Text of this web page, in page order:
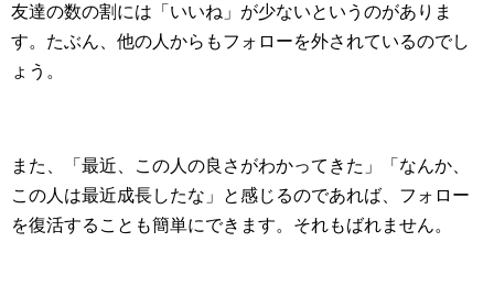
友達の数の割には「いいね」が少ないというのがありま
す。たぶん、他の人からもフォローを外されているのでし
ょう。
また、「最近、この人の良さがわかってきた」「なんか、
この人は最近成長したな」と感じるのであれば、フォロー
を復活することも簡単にできます。それもばれません。